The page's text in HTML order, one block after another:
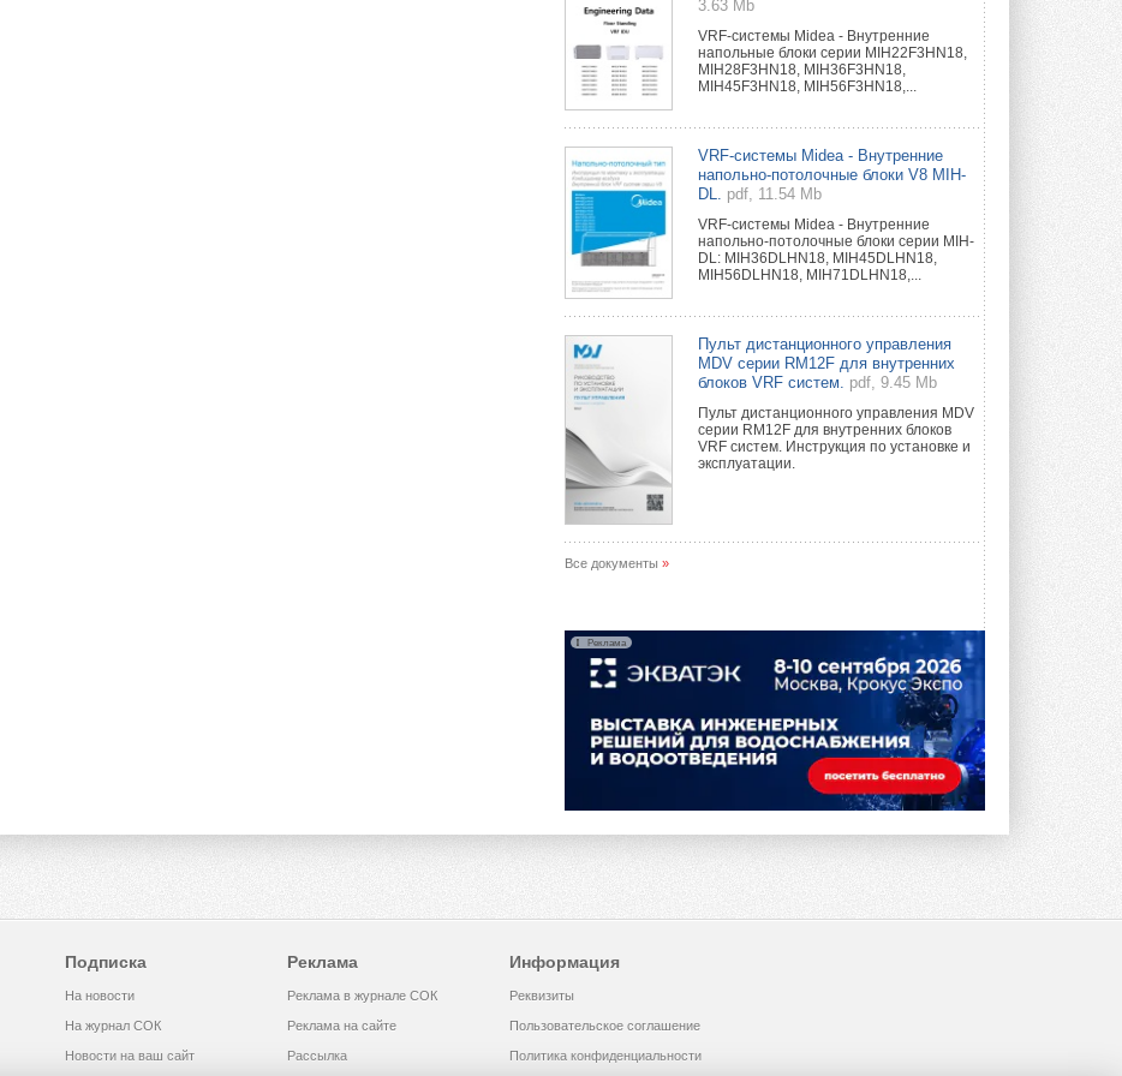
3.63 Mb
VRF-системы Midea - Внутренние
напольные блоки серии MIH22F3HN18,
MIH28F3HN18, MIH36F3HN18,
MIH45F3HN18, MIH56F3HN18,...
VRF-системы Midea - Внутренние
напольно-потолочные блоки V8 MIH-
DL.
pdf, 11.54 Mb
VRF-системы Midea - Внутренние
напольно-потолочные блоки серии MIH-
DL: MIH36DLHN18, MIH45DLHN18,
MIH56DLHN18, MIH71DLHN18,...
Пульт дистанционного управления
MDV серии RM12F для внутренних
блоков VRF систем.
pdf, 9.45 Mb
Пульт дистанционного управления MDV
серии RM12F для внутренних блоков
VRF систем. Инструкция по установке и
эксплуатации.
Все документы »
Реклама
Подписка
На новости
На журнал СОК
Новости на ваш сайт
Реклама
Реклама в журнале СОК
Реклама на сайте
Рассылка
Информация
Реквизиты
Пользовательское соглашение
Политика конфиденциальности